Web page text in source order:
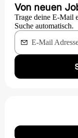
Von neuen
Trage deine E-Mail
Suche automatisch.
E-Mail